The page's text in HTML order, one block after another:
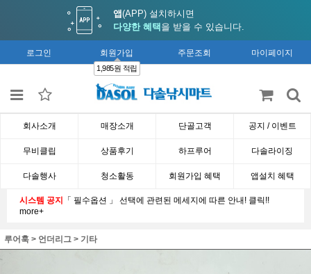
앱(APP) 설치하시면
다양한 혜택 을 받을 수 있습니다.
로그인 회원가입
1,985원 적립
주문조회 마이페이지
회사소개 매장소개 단골고객 공지 / 이벤트
무비클립 상품후기 하프루어 다솔라이징
다솔행사 청소활동 회원가입 혜택 앱설치 혜택
시스템 공지 「 필수옵션 」 선택에 관련된 메세지에 따른 안내! 클릭!!
more+
루어훅 > 언더리그 > 기타